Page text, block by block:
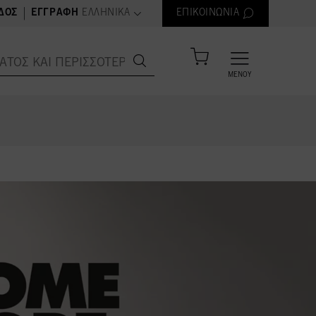
ΕΓΓΡΑΦΉ
text.language
ΕΛΛΗΝΙΚΆ ΕΠΙΚΟΙΝΩΝΊΑ
ΜΕΝΟΎ